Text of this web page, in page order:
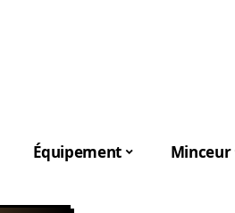
Équipement Minceur